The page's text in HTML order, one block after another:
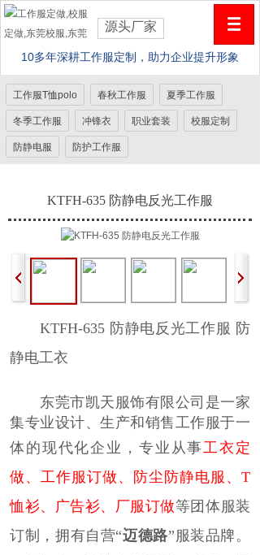
源头厂家
10多年深耕工作服定制，助力企业提升形象
工作服T恤polo 春秋工作服 夏季工作服
冬季工作服 冲锋衣 职业套装 校服定制
防静电服 防护工作服
KTFH-635 防静电反光工作服
KTFH-635 防静电反光工作服 防
静电工衣
东莞市凯天服饰有限公司是一家
集专业设计、生产和销售工作服于一
体的现代化企业， 专业 从事工衣定
做 、 工作服订做 、 防尘防静电服 、 T
恤衫、广告衫、厂服订做等团体服装
订制，拥有自营“迈德路”服装品牌。